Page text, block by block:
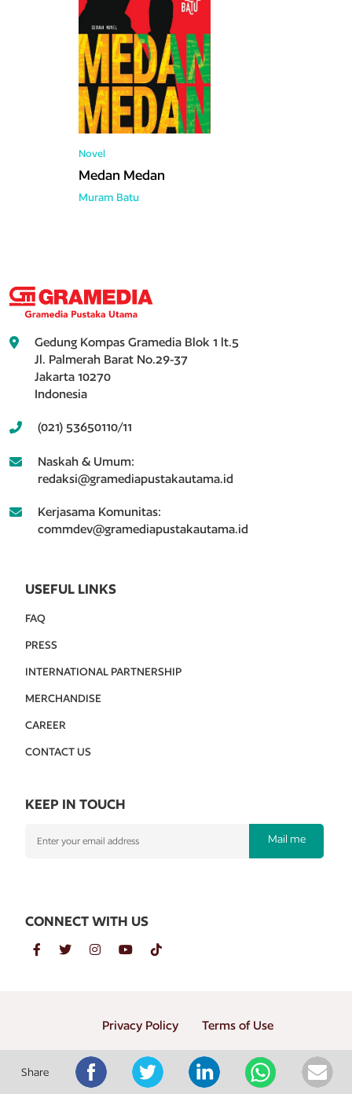
Share
Novel
Medan Medan
Muram Batu
Gedung Kompas Gramedia Blok 1 lt.5
Jl. Palmerah Barat No.29-37
Jakarta 10270
Indonesia
(021) 53650110/11
Naskah & Umum:
redaksi@gramediapustakautama.id
Kerjasama Komunitas:
commdev@gramediapustakautama.id
USEFUL LINKS
FAQ
PRESS
INTERNATIONAL PARTNERSHIP
MERCHANDISE
CAREER
CONTACT US
KEEP IN TOUCH
Mail me
CONNECT WITH US
Copyright © 2026 PT. Gramedia Penerbit Buku Utama
Privacy Policy Terms of Use